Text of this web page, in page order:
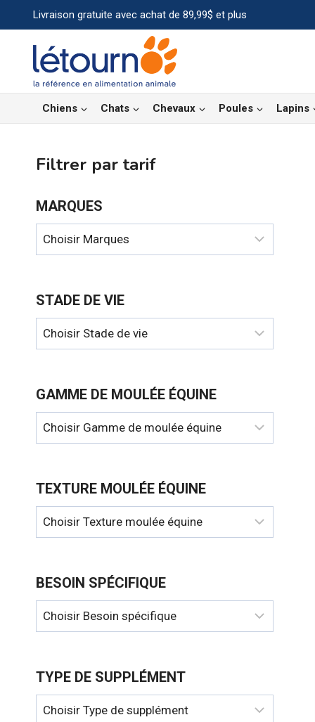
au
contenu
Livraison gratuite avec achat de 89,99$ et plus
Chiens Chats Chevaux Poules Lapins
Filtrer par tarif
MARQUES
STADE DE VIE
GAMME DE MOULÉE ÉQUINE
TEXTURE MOULÉE ÉQUINE
BESOIN SPÉCIFIQUE
TYPE DE SUPPLÉMENT